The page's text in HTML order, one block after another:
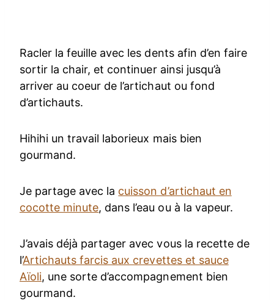
Racler la feuille avec les dents afin d’en faire
sortir la chair, et continuer ainsi jusqu’à
arriver au coeur de l’artichaut ou fond
d’artichauts.
Hihihi un travail laborieux mais bien
gourmand.
Je partage avec la cuisson d’artichaut en
cocotte minute, dans l’eau ou à la vapeur.
J’avais déjà partager avec vous la recette de
l’Artichauts farcis aux crevettes et sauce
Aïoli, une sorte d’accompagnement bien
gourmand.